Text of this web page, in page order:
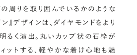
周りを取り囲んでいるかのような
』デザインは、ダイヤモンドをより
るく演出。丸いカップ状の石枠が
ットする、軽やかな着け心地も魅